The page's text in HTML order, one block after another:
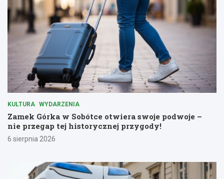
KULTURA WYDARZENIA
Zamek Górka w Sobótce otwiera swoje podwoje –
nie przegap tej historycznej przygody!
6 sierpnia 2026